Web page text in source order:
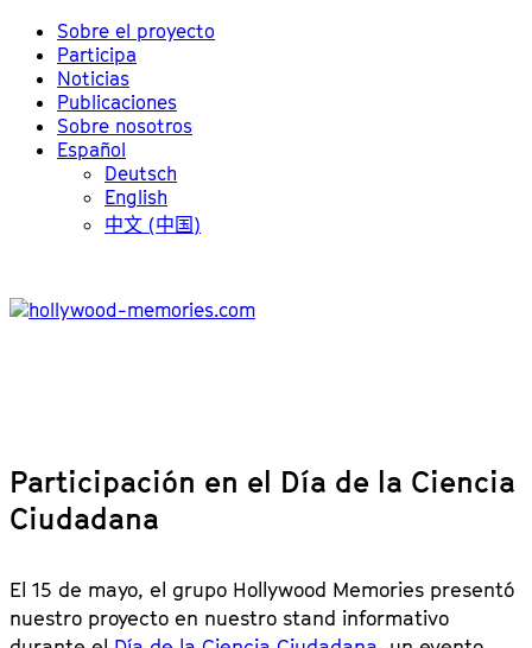
Sobre el proyecto
Participa
Noticias
Publicaciones
Sobre nosotros
Español
Deutsch
English
中文 (中国)
Participación en el Día de la Ciencia
Ciudadana
El 15 de mayo, el grupo Hollywood Memories presentó
nuestro proyecto en nuestro stand informativo